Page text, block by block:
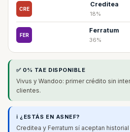
CRE
Creditea
18%
FER
Ferratum
36%
✅ 0% TAE DISPONIBLE
Vivus y Wandoo: primer crédito sin
clientes.
ℹ️ ¿ESTÁS EN ASNEF?
Creditea y Ferratum sí aceptan